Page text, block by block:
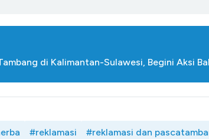
di Kalimantan-Sulawesi, Begini Aksi
#reklamasi #reklamasi dan